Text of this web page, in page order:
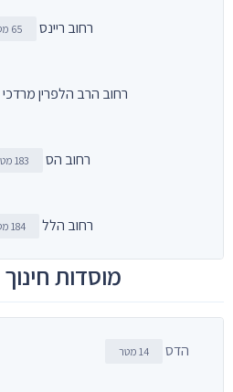
רחוב ריינס 65 מטר
רחוב הרב הלפרין מרדכי
רחוב הס 183 מטר
רחוב הלל 184 מטר
מוסדות
הדס 14 מטר